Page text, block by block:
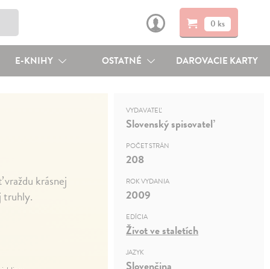
0 ks
E-KNIHY OSTATNÉ DAROVACIE KARTY
krásnej
truhly.
VYDAVATEĽ
Slovenský spisovateľ
POČET STRÁN
208
ROK VYDANIA
2009
EDÍCIA
Život ve staletích
JAZYK
Slovenčina